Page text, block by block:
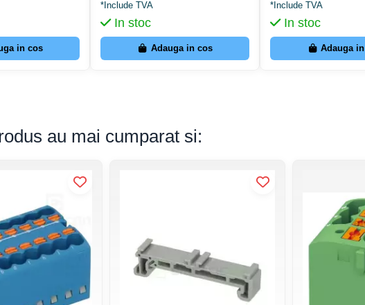
in cos
*Include TVA
In stoc
Adauga in cos
*Include TVA
In stoc
Adauga
au mai cumparat si: